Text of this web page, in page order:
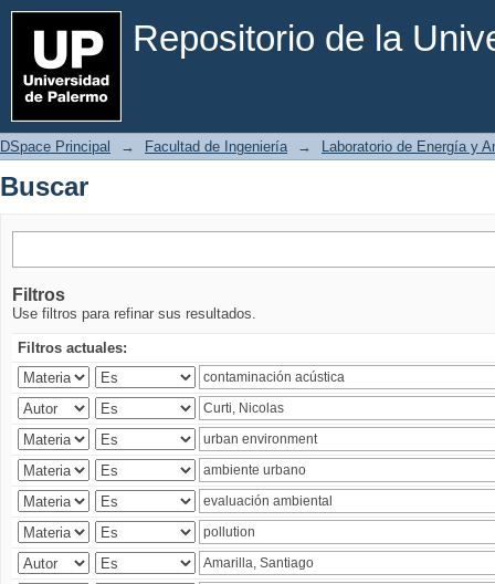
Repositorio de la
Buscar
DSpace Principal → Facultad de Ingeniería → Laboratorio de Energía y
Buscar
Filtros
Use filtros para refinar sus resultados.
Filtros actuales: